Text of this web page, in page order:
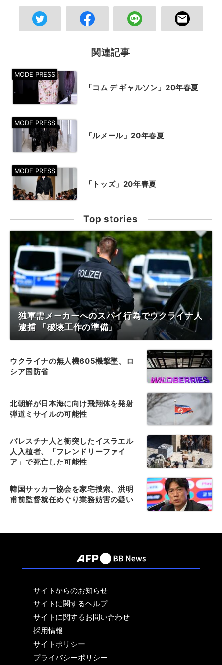
関連記事
「コム デ ギャルソン」20年春夏
「ルメール」20年春夏
「トッズ」20年春夏
Top stories
独軍需メーカーへのスパイ行為でウクライナ人
逮捕 「破壊工作の準備」
ウクライナの無人機605機撃墜、ロ
シア国防省
北朝鮮が日本海に向け飛翔体を発射
弾道ミサイルの可能性
パレスチナ人と衝突したイスラエル
人入植者、「フレンドリーファイ
ア」で死亡した可能性
韓国サッカー協会を家宅捜索、洪明
甫前監督就任めぐり業務妨害の疑い
サイトからのお知らせ
サイトに関するヘルプ
サイトに関するお問い合わせ
採用情報
サイトポリシー
プライバシーポリシー